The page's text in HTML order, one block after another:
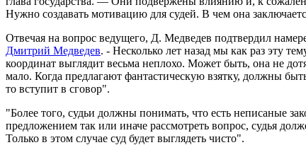
Нужно создавать мотивацию для судей. В чем она
Отвечая на вопрос ведущего, Д. Медведев подтвердил
Дмитрий Медведев. - Несколько лет назад мы как раз эту
координат выглядит весьма неплохо. Может быть, она не
мало. Когда предлагают фантастическую взятку, должны
то вступит в сговор".
"Более того, судьи должны понимать, что есть неписаные
предложением так или иначе рассмотреть вопрос, судья
Только в этом случае суд будет выглядеть чисто".